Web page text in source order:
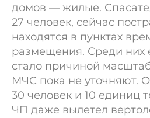
домов — жилые.
27 человек, сейчас
находятся в пунктах
размещения. Среди них
стало причиной
МЧС пока не уточняют.
30 человек и 10 единиц
ЧП даже вылетел